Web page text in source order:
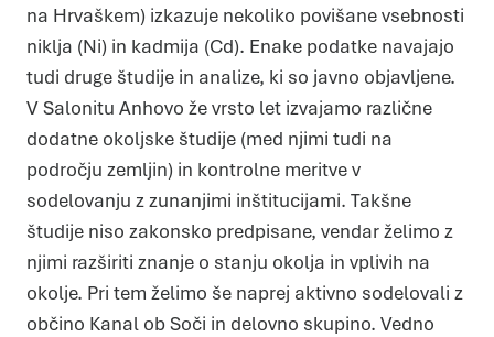
na Hrvaškem) izkazuje nekoliko povišane vsebnosti
niklja (Ni) in kadmija (Cd). Enake podatke navajajo
tudi druge študije in analize, ki so javno objavljene.
V Salonitu Anhovo že vrsto let izvajamo različne
dodatne okoljske študije (med njimi tudi na
področju zemljin) in kontrolne meritve v
sodelovanju z zunanjimi inštitucijami. Takšne
študije niso zakonsko predpisane, vendar želimo z
njimi razširiti znanje o stanju okolja in vplivih na
okolje. Pri tem želimo še naprej aktivno sodelovali z
občino Kanal ob Soči in delovno skupino. Vedno